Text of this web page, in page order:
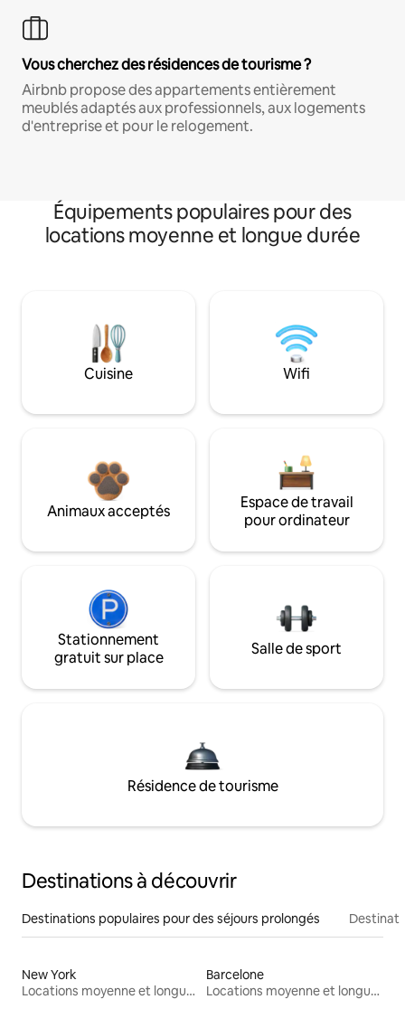
Vous cherchez des résidences de tourisme ?
Airbnb propose des appartements entièrement
meublés adaptés aux professionnels, aux logements
d'entreprise et pour le relogement.
Équipements populaires pour des
locations moyenne et longue durée
Cuisine Wifi
Animaux acceptés
Espace de travail
pour ordinateur
Stationnement
gratuit sur place
Salle de sport
Résidence de tourisme
Destinations à découvrir
Destinations populaires pour des séjours prolongés
New York
Locations moyenne et longue durée
Barcelone
Locations moyenne et longue durée